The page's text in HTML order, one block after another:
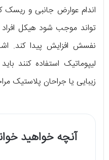
اندام عوارض جانبی و ریسک
تواند موجب شود هیکل
نفسش افزایش پیدا کند.
لیپوماتیک استفاده کنند
زیبایی یا جراحان پلاستیک
آنچه خواهید